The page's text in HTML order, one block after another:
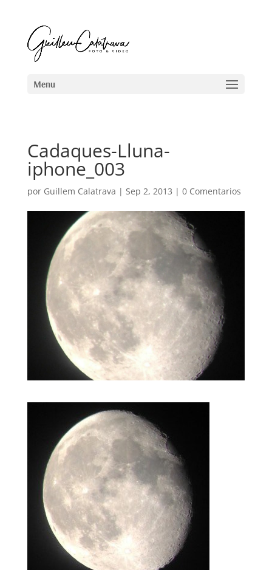
Cadaques-Lluna-
iphone_003
por Guillem Calatrava | Sep 2, 2013 | 0 Comentarios